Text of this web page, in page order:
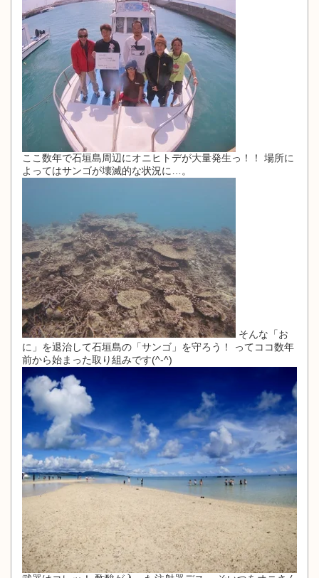
ここ数年で石垣島周辺にオニヒトデが大量発生っ！！ 場所に
よってはサンゴが壊滅的な状況に…。
そんな「お
に」を退治して石垣島の「サンゴ」を守ろう！ ってココ数年
前から始まった取り組みです(^-^)